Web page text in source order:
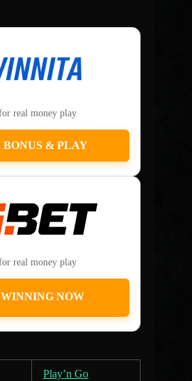
real money play
& PLAY
real money play
WINNING NOW
Play’n Go